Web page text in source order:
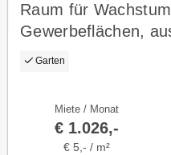
Raum für
Gewerbeflächen,
und
Garten
Miete / Monat
€ 1.026,-
€ 5,- / m²